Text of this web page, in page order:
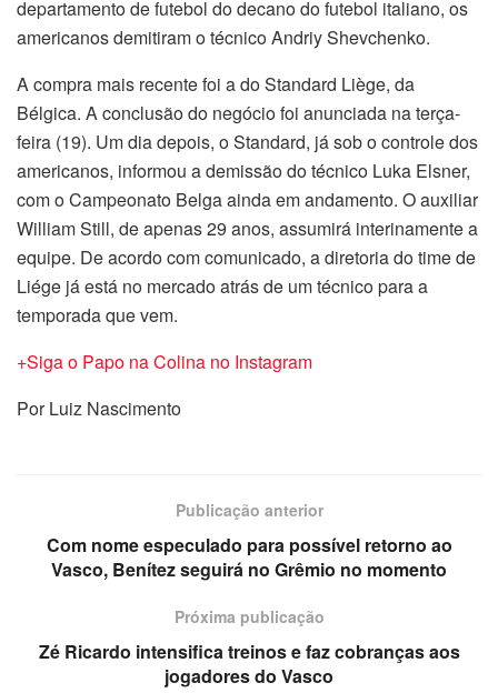
departamento de futebol do decano do futebol italiano, os
americanos demitiram o técnico Andriy Shevchenko.
A compra mais recente foi a do Standard Liège, da
Bélgica. A conclusão do negócio foi anunciada na terça-
feira (19). Um dia depois, o Standard, já sob o controle dos
americanos, informou a demissão do técnico Luka Elsner,
com o Campeonato Belga ainda em andamento. O auxiliar
William Still, de apenas 29 anos, assumirá interinamente a
equipe. De acordo com comunicado, a diretoria do time de
Liége já está no mercado atrás de um técnico para a
temporada que vem.
+Siga o Papo na Colina no Instagram
Por Luiz Nascimento
Publicação anterior
Com nome especulado para possível retorno ao
Vasco, Benítez seguirá no Grêmio no momento
Próxima publicação
Zé Ricardo intensifica treinos e faz cobranças aos
jogadores do Vasco